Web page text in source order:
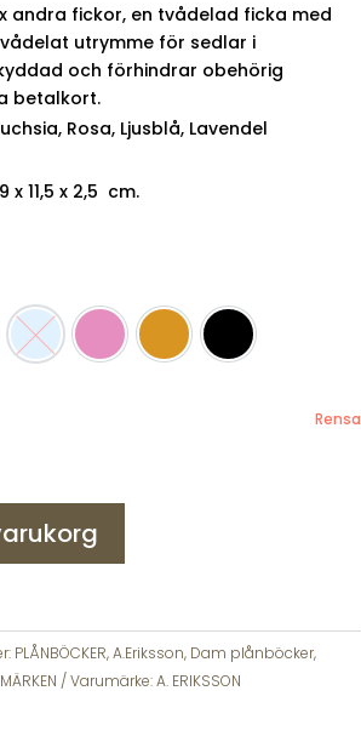
andra fickor, en tvådelad ficka med
utrymme för sedlar i
och förhindrar obehörig
betalkort.
Rosa, Ljusblå, Lavendel
11,5 x 2,5 cm.
Ljusblå Rosa Saffran gul
Svart
Rensa
PLÅNBÖCKER,A.Eriksson, Dam plånböcker,
Varumärke:A. ERIKSSON